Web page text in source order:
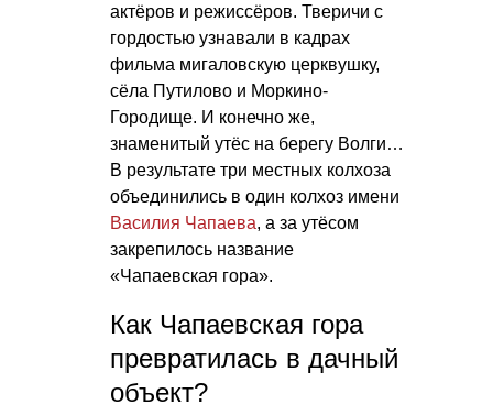
актёров и режиссёров. Тверичи с
гордостью узнавали в кадрах
фильма мигаловскую церквушку,
сёла Путилово и Моркино-
Городище. И конечно же,
знаменитый утёс на берегу Волги…
В результате три местных колхоза
объединились в один колхоз имени
Василия Чапаева, а за утёсом
закрепилось название
«Чапаевская гора».
Как Чапаевская гора
превратилась в дачный
объект?